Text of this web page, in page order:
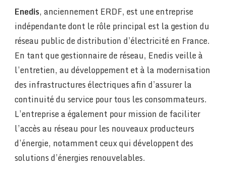
Enedis, anciennement ERDF, est une entreprise
indépendante dont le rôle principal est la gestion du
réseau public de distribution d’électricité en France.
En tant que gestionnaire de réseau, Enedis veille à
l’entretien, au développement et à la modernisation
des infrastructures électriques afin d’assurer la
continuité du service pour tous les consommateurs.
L’entreprise a également pour mission de faciliter
l’accès au réseau pour les nouveaux producteurs
d’énergie, notamment ceux qui développent des
solutions d’énergies renouvelables.